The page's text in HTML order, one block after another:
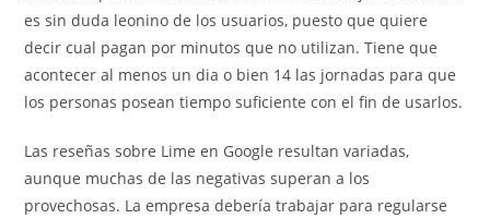
es sin duda leonino de los usuarios, puesto que quiere
decir cual pagan por minutos que no utilizan. Tiene que
acontecer al menos un dia o bien 14 las jornadas para que
los personas posean tiempo suficiente con el fin de usarlos.
Las reseñas sobre Lime en Google resultan variadas,
aunque muchas de las negativas superan a los
provechosas. La empresa debería trabajar para regularse